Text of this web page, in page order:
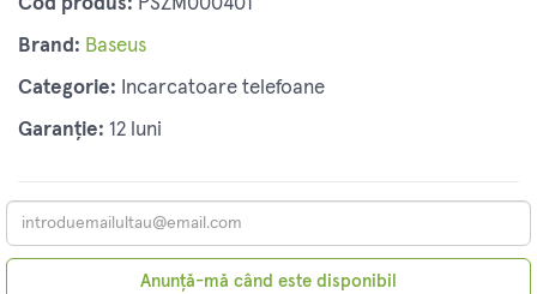
Cod produs: PSZM000401
Brand: Baseus
Categorie: Incarcatoare telefoane
Garanție: 12 luni
Anunță-mă când este disponibil